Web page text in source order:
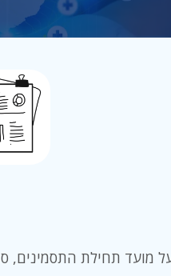
מועד תחילת התסמינים,